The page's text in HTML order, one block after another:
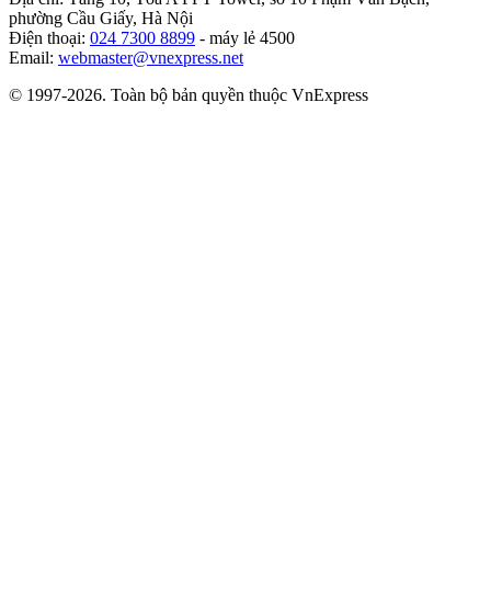
phường Cầu Giấy, Hà Nội
Điện thoại: 024 7300 8899 - máy lẻ 4500
Email: webmaster@vnexpress.net
© 1997-2026. Toàn bộ bản quyền thuộc VnExpress